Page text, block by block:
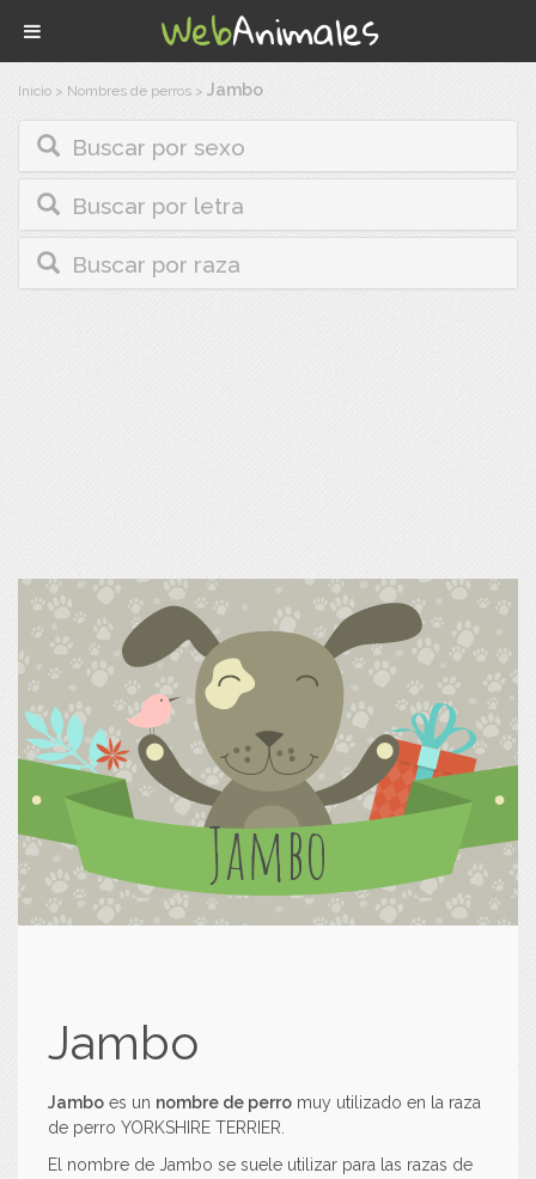
Inicio > Nombres de perros > Jambo
Buscar por sexo
Buscar por letra
Buscar por raza
Jambo
Jambo
Jambo es un nombre de perro muy utilizado en la raza
de perro YORKSHIRE TERRIER.
El nombre de Jambo se suele utilizar para las razas de